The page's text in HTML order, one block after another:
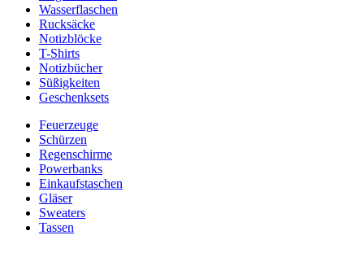
Wasserflaschen
Rucksäcke
Notizblöcke
T-Shirts
Notizbücher
Süßigkeiten
Geschenksets
Feuerzeuge
Schürzen
Regenschirme
Powerbanks
Einkaufstaschen
Gläser
Sweaters
Tassen